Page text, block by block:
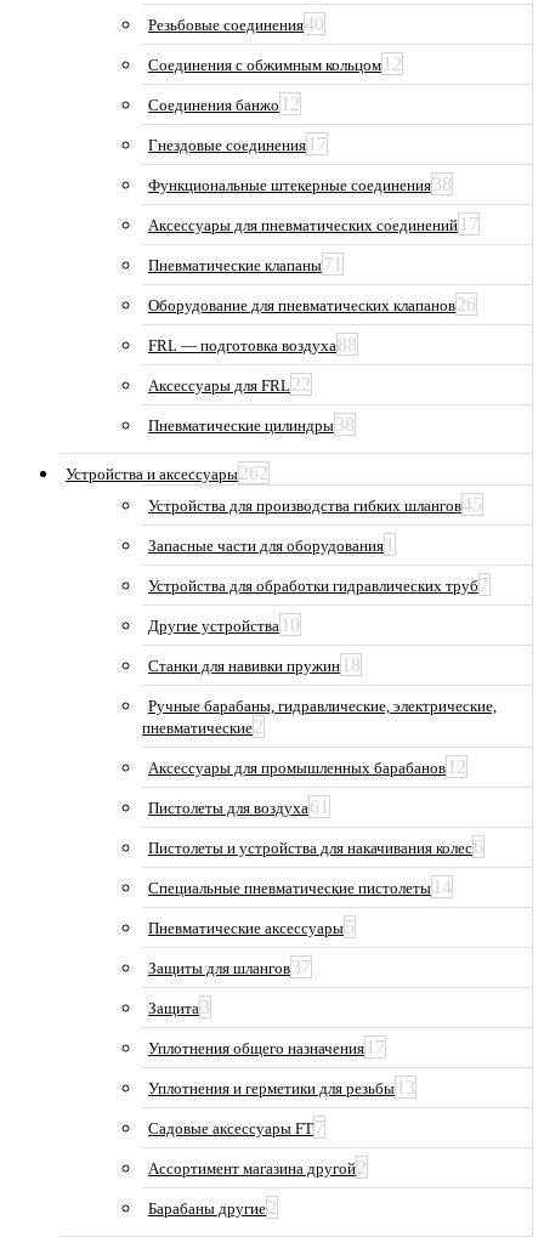
Резьбовые соединения40
Соединения с обжимным кольцом 12
Соединения банжо 12
Гнездовые соединения 17
Функциональные штекерные соединения38
Аксессуары для пневматических соединений 17
Пневматические клапаны71
Оборудование для пневматических клапанов26
FRL — подготовка воздуха88
Аксессуары для FRL22
Пневматические цилиндры38
Устройства и аксессуары262
Устройства для производства гибких шлангов45
Запасные части для оборудования 1
Устройства для обработки гидравлических труб 7
Другие устройства 10
Станки для навивки пружин 18
Ручные барабаны, гидравлические, электрические,
пневматические2
Аксессуары для промышленных барабанов 12
Пистолеты для воздуха61
Пистолеты и устройства для накачивания колес6
Специальные пневматические пистолеты 14
Пневматические аксессуары5
Защиты для шлангов37
Защита3
Уплотнения общего назначения 17
Уплотнения и герметики для резьбы 13
Садовые аксессуары FT7
Ассортимент магазина другой2
Барабаны другие2